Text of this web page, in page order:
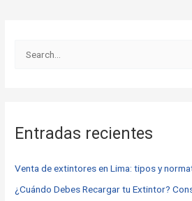
a
p
o
Entradas recientes
Venta de extintores en Lima: tipos y
¿Cuándo Debes Recargar tu Extintor?